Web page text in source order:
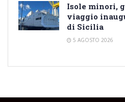
Isole minori,
viaggio
di Sicilia
5 AGOSTO 2026